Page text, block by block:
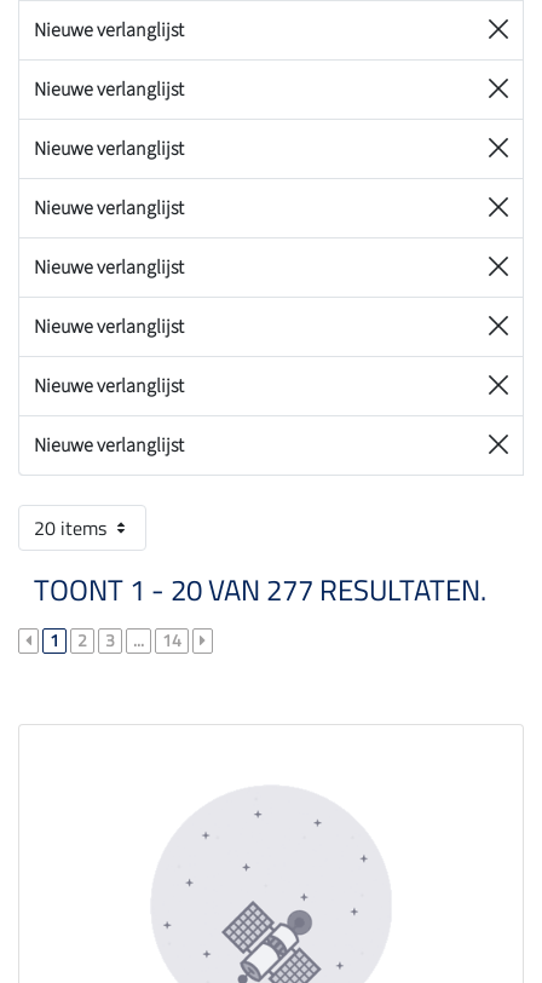
Nieuwe verlanglijst
Nieuwe verlanglijst
Nieuwe verlanglijst
Nieuwe verlanglijst
Nieuwe verlanglijst
Nieuwe verlanglijst
Nieuwe verlanglijst
Nieuwe verlanglijst
20 items
TOONT 1 - 20 VAN 277 RESULTATEN.
1 2 3 ... 14